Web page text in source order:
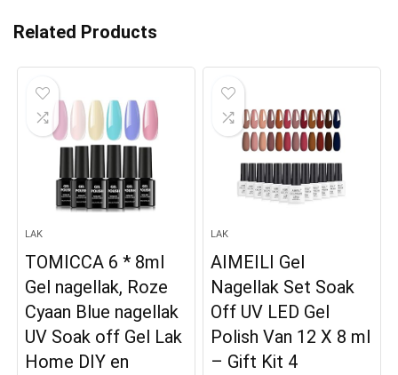
Related Products
LAK
TOMICCA 6 * 8ml
Gel nagellak, Roze
Cyaan Blue nagellak
UV Soak off Gel Lak
Home DIY en
LAK
AIMEILI Gel
Nagellak Set Soak
Off UV LED Gel
Polish Van 12 X 8 ml
– Gift Kit 4